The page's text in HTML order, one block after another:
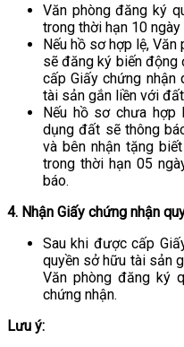
Văn phòng đăng ký
trong thời hạn 10
Nếu hồ sơ hợp lệ,
sẽ đăng ký biến
cấp Giấy chứng nhận
tài sản gắn liền với
Nếu hồ sơ chưa hợp
dụng đất sẽ thông
và bên nhận tặng
trong thời hạn 05
báo.
4. Nhận Giấy chứng nhận
Sau khi được cấp
quyền sở hữu tài sản
Văn phòng đăng ký
chứng nhận.
Lưu ý: